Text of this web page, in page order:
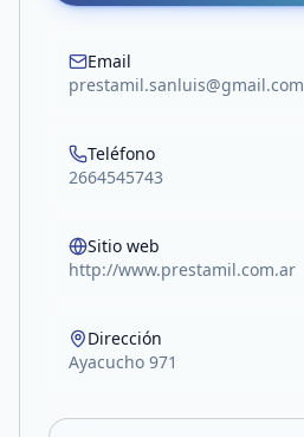
Email
prestamil.sanluis@gmail.com
Teléfono
2664545743
Sitio web
http://www.prestamil.com.ar
Dirección
Ayacucho 971